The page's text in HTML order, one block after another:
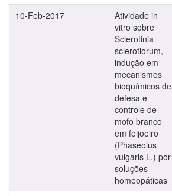
10-Feb-2017
Atividade in
vitro sobre
Sclerotinia
sclerotiorum,
indução em
mecanismos
bioquímicos de
defesa e
controle de
mofo branco
em feijoeiro
(Phaseolus
vulgaris L.) por
soluções
homeopáticas